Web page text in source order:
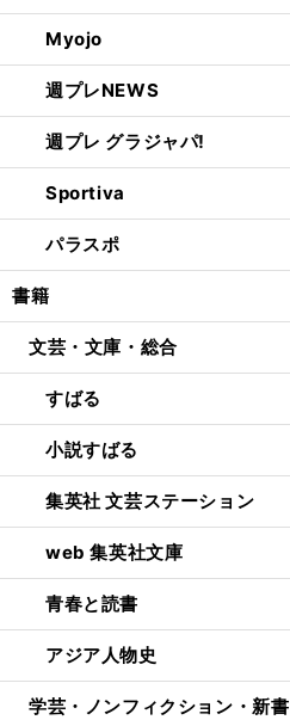
Myojo
週プレNEWS
週プレ グラジャパ!
Sportiva
パラスポ
書籍
文芸・文庫・総合
すばる
小説すばる
集英社 文芸ステーション
web 集英社文庫
青春と読書
アジア人物史
学芸・ノンフィクション・新書